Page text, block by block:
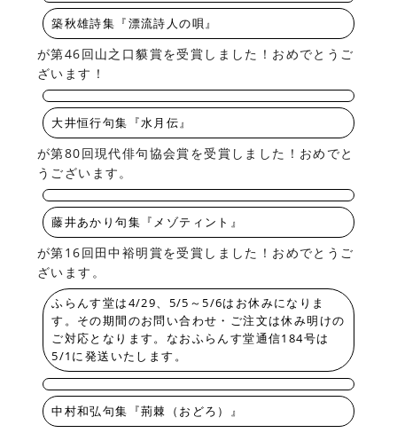
築秋雄詩集『漂流詩人の唄』
が第46回山之口貘賞を受賞しました！おめでとうご
ざいます！
大井恒行句集『水月伝』
が第80回現代俳句協会賞を受賞しました！おめでと
うございます。
藤井あかり句集『メゾティント』
が第16回田中裕明賞を受賞しました！おめでとうご
ざいます。
ふらんす堂は4/29、5/5～5/6はお休みになりま
す。その期間のお問い合わせ・ご注文は休み明けの
ご対応となります。なおふらんす堂通信184号は
5/1に発送いたします。
中村和弘句集『荊棘（おどろ）』